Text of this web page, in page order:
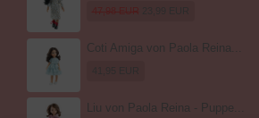
Coti Amiga von Paola Reina...
Liu von Paola Reina - Puppe...